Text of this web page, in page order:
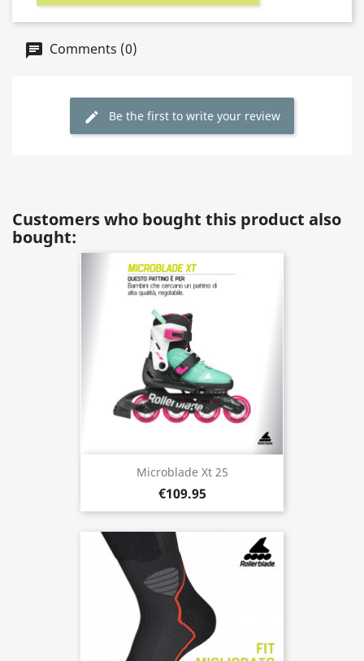
Comments (0)
Be the first to write your review
Customers who bought this product also
bought:
Microblade Xt 25
€109.95